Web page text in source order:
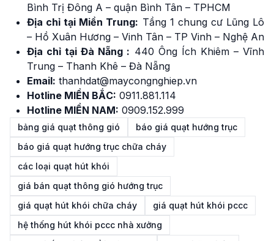
Bình Trị Đông A – quận Bình Tân – TPHCM
Địa chỉ tại Miền Trung: Tầng 1 chung cư Lũng Lô
– Hồ Xuân Hương – Vinh Tân – TP Vinh – Nghệ An
Địa chỉ tại Đà Nẵng : 440 Ông Ích Khiêm – Vĩnh
Trung – Thanh Khê – Đà Nẵng
Email: thanhdat@maycongnghiep.vn
Hotline MIỀN BẮC: 0911.881.114
Hotline MIỀN NAM: 0909.152.999
bảng giá quạt thông gió
báo giá quạt hướng trục
báo giá quạt hướng trục chữa cháy
các loại quạt hút khói
giá bán quạt thông gió hướng trục
giá quạt hút khói chữa cháy
giá quạt hút khói pccc
hệ thống hút khói pccc nhà xưởng